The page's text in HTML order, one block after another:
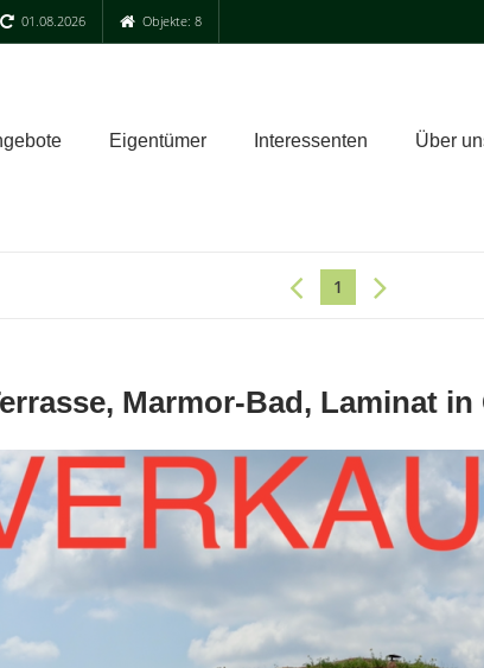
01.08.2026 Objekte: 8
Eigentümer Interessenten Über
1
Marmor-Bad, Laminat